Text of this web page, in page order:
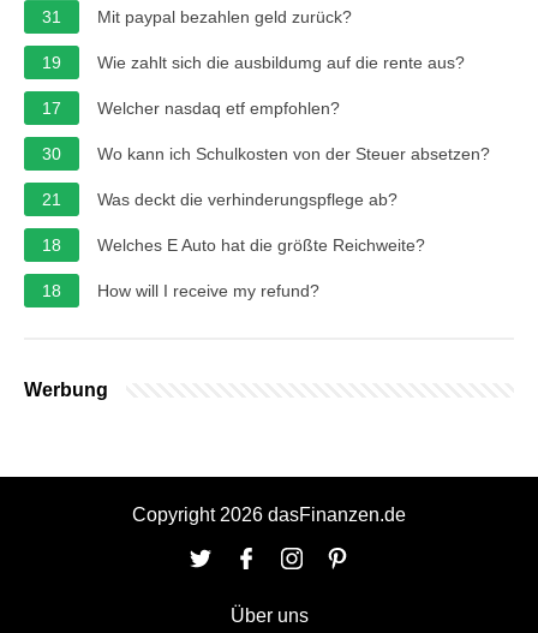
31 Mit paypal bezahlen geld zurück?
19 Wie zahlt sich die ausbildumg auf die rente aus?
17 Welcher nasdaq etf empfohlen?
30 Wo kann ich Schulkosten von der Steuer absetzen?
21 Was deckt die verhinderungspflege ab?
18 Welches E Auto hat die größte Reichweite?
18 How will I receive my refund?
Werbung
Copyright 2026 dasFinanzen.de
Über uns